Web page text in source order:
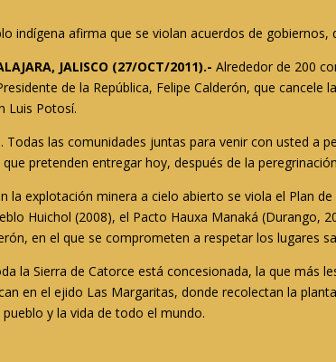
indígena afirma que se violan acuerdos de
JALISCO (27/OCT/2011).-Alrededor de 200
de la República, Felipe Calderón, que
Luis Potosí.
Todas las comunidades juntas para venir con usted a
pretenden entregar hoy, después de la
la explotación minera a cielo abierto se viola el Plan
Huichol (2008), el Pacto Hauxa Manaká (Durango,
en el que se comprometen a respetar los lugares
la Sierra de Catorce está concesionada, la que más
en el ejido Las Margaritas, donde recolectan la
y la vida de todo el mundo.